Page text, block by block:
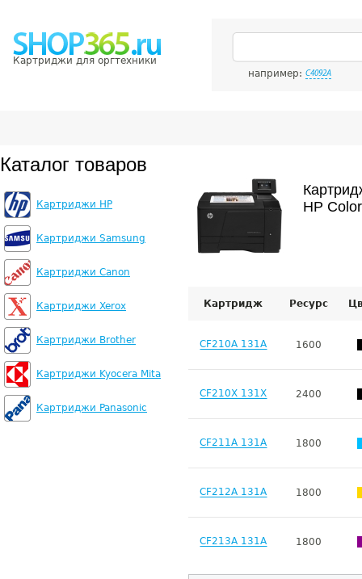
Картриджи для оргтехники
например: C4092A
Каталог товаров
Картриджи HP
Картриджи Samsung
Картриджи Canon
Картриджи Xerox
Картриджи Brother
Картриджи Kyocera Mita
Картриджи Panasonic
HP
Картридж Ресурс
CF210A 131A 1600
CF210X 131X 2400
CF211A 131A 1800
CF212A 131A 1800
CF213A 131A 1800